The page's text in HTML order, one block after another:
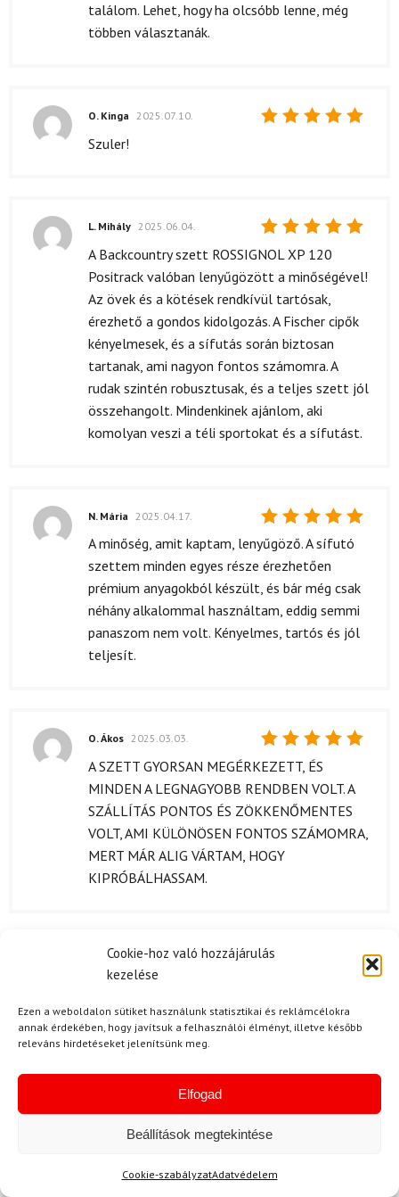
Cookie-hoz való hozzájárulás
kezelése
Ezen a weboldalon sütiket használunk statisztikai és reklámcélokra
annak érdekében, hogy javítsuk a felhasználói élményt, illetve később
releváns hirdetéseket jelenítsünk meg.
Elfogad
Beállítások megtekintése
Cookie-szabályzatAdatvédelem
találom. Lehet, hogy ha olcsóbb lenne, még
többen választanák.
O. Kinga 2025.07.10.
Szuler!
Értékelés:
L. Mihály 2025.06.04.
A Backcountry szett ROSSIGNOL XP 120
Positrack valóban lenyűgözött a minőségével!
Az övek és a kötések rendkívül tartósak,
érezhető a gondos kidolgozás. A Fischer cipők
kényelmesek, és a sífutás során biztosan
tartanak, ami nagyon fontos számomra. A
rudak szintén robusztusak, és a teljes szett jól
összehangolt. Mindenkinek ajánlom, aki
komolyan veszi a téli sportokat és a sífutást.
Értékelés:
5/ 5
N. Mária 2025.04.17.
A minőség, amit kaptam, lenyűgöző. A sífutó
szettem minden egyes része érezhetően
prémium anyagokból készült, és bár még csak
néhány alkalommal használtam, eddig semmi
panaszom nem volt. Kényelmes, tartós és jól
teljesít.
Értékelés:
/ 5
O. Ákos 2025.03.03.
A SZETT GYORSAN MEGÉRKEZETT, ÉS
MINDEN A LEGNAGYOBB RENDBEN VOLT. A
SZÁLLÍTÁS PONTOS ÉS ZÖKKENŐMENTES
VOLT, AMI KÜLÖNÖSEN FONTOS SZÁMOMRA,
MERT MÁR ALIG VÁRTAM, HOGY
KIPRÓBÁLHASSAM.
J. Viktor 2025.02.16.
Értékelés:
S. Róbert
minőség, és minden egyes darabja megbízható.